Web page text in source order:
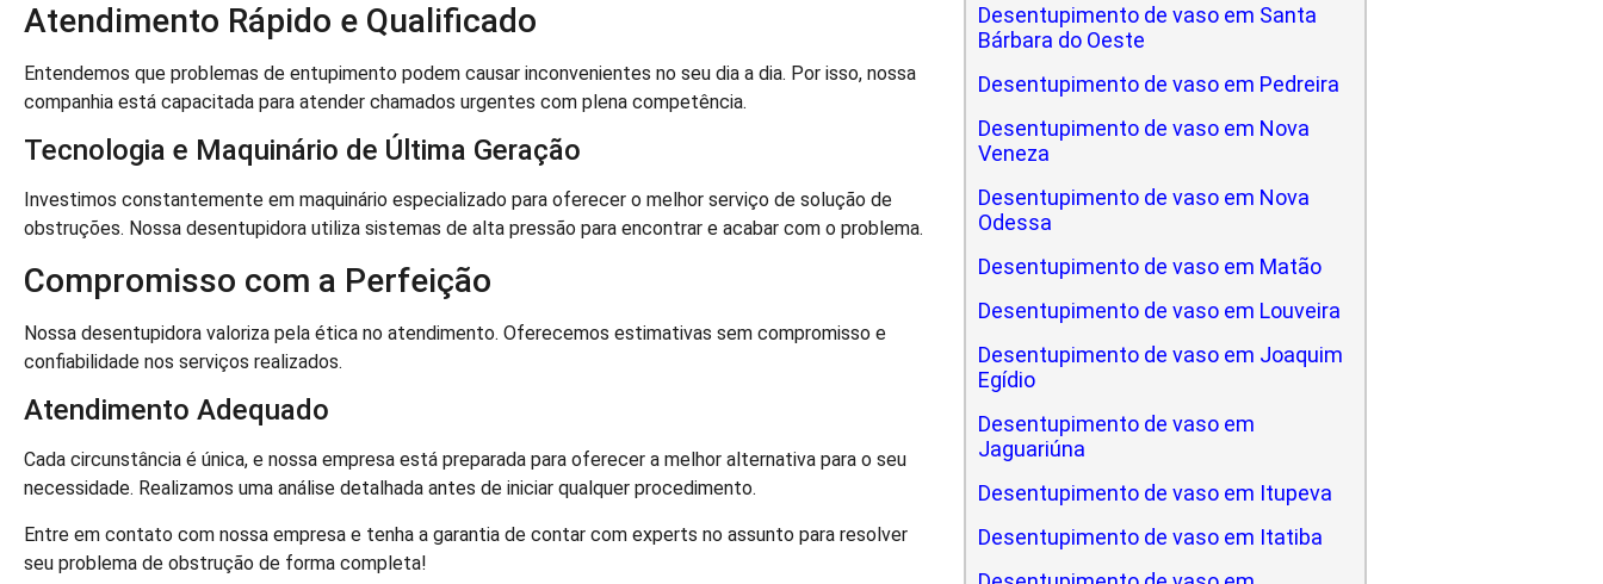
Atendimento Rápido e Qualificado
Entendemos que problemas de entupimento podem causar inconvenientes no seu dia a dia. Por isso, nossa
companhia está capacitada para atender chamados urgentes com plena competência.
Tecnologia e Maquinário de Última Geração
Investimos constantemente em maquinário especializado para oferecer o melhor serviço de solução de
obstruções. Nossa desentupidora utiliza sistemas de alta pressão para encontrar e acabar com o problema.
Compromisso com a Perfeição
Nossa desentupidora valoriza pela ética no atendimento. Oferecemos estimativas sem compromisso e
confiabilidade nos serviços realizados.
Atendimento Adequado
Cada circunstância é única, e nossa empresa está preparada para oferecer a melhor alternativa para o seu
necessidade. Realizamos uma análise detalhada antes de iniciar qualquer procedimento.
Entre em contato com nossa empresa e tenha a garantia de contar com experts no assunto para resolver
seu problema de obstrução de forma completa!
Desentupimento de vaso em Santa
Bárbara do Oeste
Desentupimento de vaso em Pedreira
Desentupimento de vaso em Nova
Veneza
Desentupimento de vaso em Nova
Odessa
Desentupimento de vaso em Matão
Desentupimento de vaso em Louveira
Desentupimento de vaso em Joaquim
Egídio
Desentupimento de vaso em
Jaguariúna
Desentupimento de vaso em Itupeva
Desentupimento de vaso em Itatiba